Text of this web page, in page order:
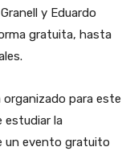
y Eduardo
gratuita, hasta
para este
estudiar la
un evento gratuito